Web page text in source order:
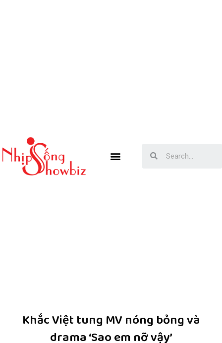
Khắc Việt tung MV nóng bỏng và
drama ‘Sao em nỡ vậy’